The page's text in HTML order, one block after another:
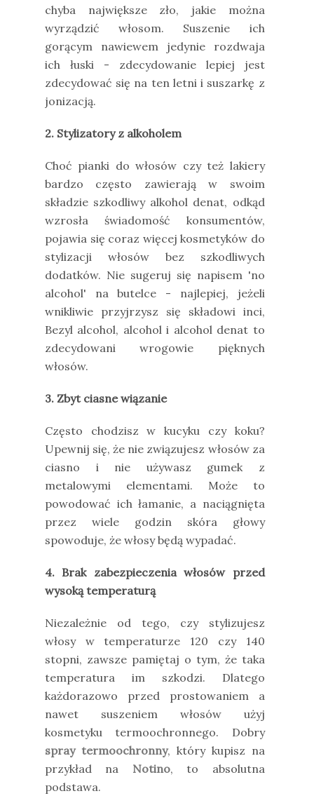
chyba największe zło, jakie można
wyrządzić włosom. Suszenie ich
gorącym nawiewem jedynie rozdwaja
ich łuski - zdecydowanie lepiej jest
zdecydować się na ten letni i suszarkę z
jonizacją.
2. Stylizatory z alkoholem
Choć pianki do włosów czy też lakiery
bardzo często zawierają w swoim
składzie szkodliwy alkohol denat, odkąd
wzrosła świadomość konsumentów,
pojawia się coraz więcej kosmetyków do
stylizacji włosów bez szkodliwych
dodatków. Nie sugeruj się napisem 'no
alcohol' na butelce - najlepiej, jeżeli
wnikliwie przyjrzysz się składowi inci,
Bezyl alcohol, alcohol i alcohol denat to
zdecydowani wrogowie pięknych
włosów.
3. Zbyt ciasne wiązanie
Często chodzisz w kucyku czy koku?
Upewnij się, że nie związujesz włosów za
ciasno i nie używasz gumek z
metalowymi elementami. Może to
powodować ich łamanie, a naciągnięta
przez wiele godzin skóra głowy
spowoduje, że włosy będą wypadać.
4. Brak zabezpieczenia włosów przed
wysoką temperaturą
Niezależnie od tego, czy stylizujesz
włosy w temperaturze 120 czy 140
stopni, zawsze pamiętaj o tym, że taka
temperatura im szkodzi. Dlatego
każdorazowo przed prostowaniem a
nawet suszeniem włosów użyj
kosmetyku termoochronnego. Dobry
spray termoochronny, który kupisz na
przykład na Notino, to absolutna
podstawa.